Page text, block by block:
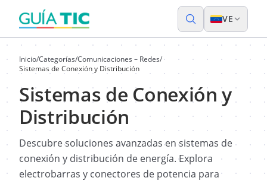
VE
Inicio/Categorías/Comunicaciones – Redes/
Sistemas de Conexión y Distribución
Sistemas de Conexión y
Distribución
Descubre soluciones avanzadas en sistemas de
conexión y distribución de energía. Explora
electrobarras y conectores de potencia para